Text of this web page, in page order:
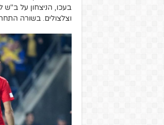
בעכו, הניצחון על
וצלצולים. בשורה